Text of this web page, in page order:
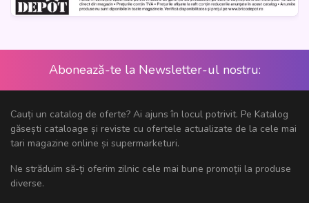
Abonează-te la Newsletter-ul nostru:
Cauți un catalog de oferte? Ai ajuns în locul potrivit. Pe Katalog
găsești cataloage și reviste cu ofertele actualizate de la cele mai
tari magazine online și supermarketuri.
Ne străduim să-ți oferim zilnic cele mai bune promoții la produse
diverse.